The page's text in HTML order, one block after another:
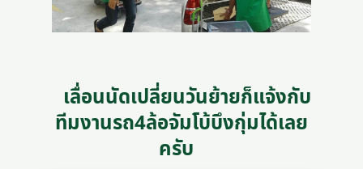
เลื่อนนัดเปลี่ยนวันย้ายก็แจ้งกับ
ทีมงานรถ4ล้อจัมโบ้บึงกุ่มได้เลย
ครับ